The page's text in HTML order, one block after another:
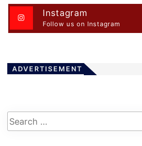
Instagram
Follow us on Instagram
ADVERTISEMENT